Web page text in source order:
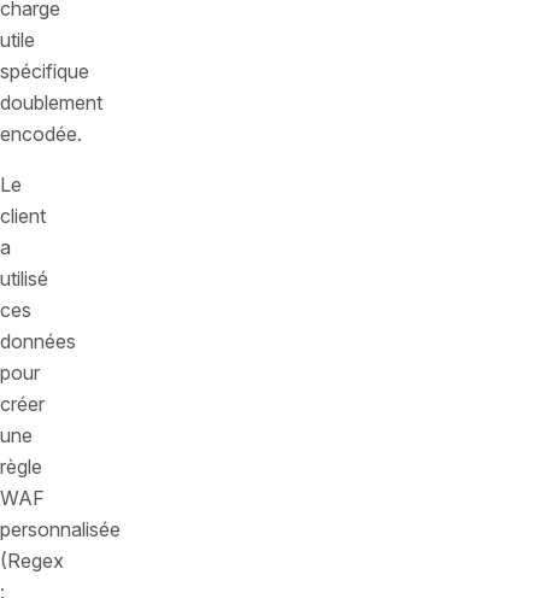
charge
utile
spécifique
doublement
encodée.
Le
client
a
utilisé
ces
données
pour
créer
une
règle
WAF
personnalisée
(Regex
: